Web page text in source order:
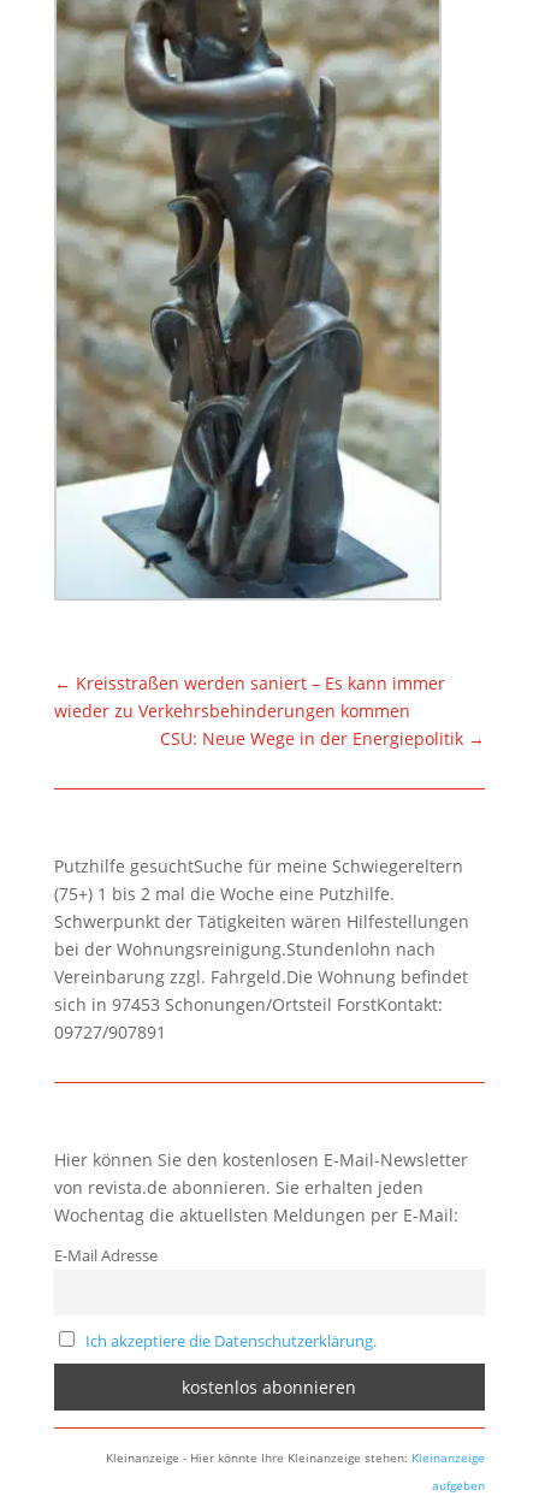
← Kreisstraßen werden saniert – Es kann immer
wieder zu Verkehrsbehinderungen kommen
CSU: Neue Wege in der Energiepolitik →
Putzhilfe gesuchtSuche für meine Schwiegereltern
(75+) 1 bis 2 mal die Woche eine Putzhilfe.
Schwerpunkt der Tätigkeiten wären Hilfestellungen
bei der Wohnungsreinigung.Stundenlohn nach
Vereinbarung zzgl. Fahrgeld.Die Wohnung befindet
sich in 97453 Schonungen/Ortsteil ForstKontakt:
09727/907891
Hier können Sie den kostenlosen E-Mail-Newsletter
von revista.de abonnieren. Sie erhalten jeden
Wochentag die aktuellsten Meldungen per E-Mail:
E-Mail Adresse
Ich akzeptiere die Datenschutzerklärung.
Kleinanzeige - Hier könnte Ihre Kleinanzeige stehen: Kleinanzeige
aufgeben